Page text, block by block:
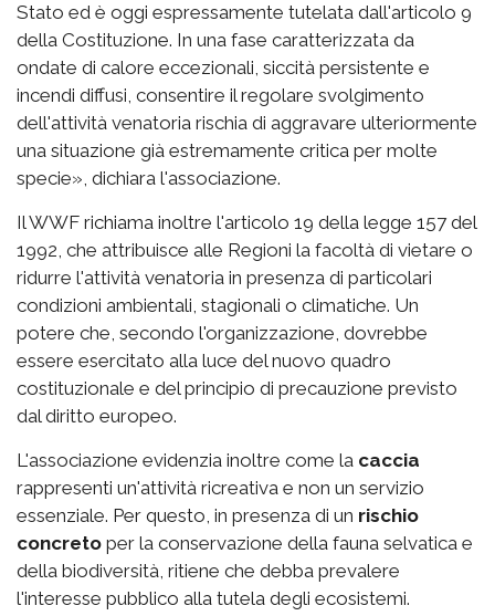
Stato ed è oggi espressamente tutelata dall'articolo 9
della Costituzione. In una fase caratterizzata da
ondate di calore eccezionali, siccità persistente e
incendi diffusi, consentire il regolare svolgimento
dell'attività venatoria rischia di aggravare ulteriormente
una situazione già estremamente critica per molte
specie», dichiara l'associazione.
Il WWF richiama inoltre l'articolo 19 della legge 157 del
1992, che attribuisce alle Regioni la facoltà di vietare o
ridurre l'attività venatoria in presenza di particolari
condizioni ambientali, stagionali o climatiche. Un
potere che, secondo l'organizzazione, dovrebbe
essere esercitato alla luce del nuovo quadro
costituzionale e del principio di precauzione previsto
dal diritto europeo.
L'associazione evidenzia inoltre come la caccia
rappresenti un'attività ricreativa e non un servizio
essenziale. Per questo, in presenza di un rischio
concreto per la conservazione della fauna selvatica e
della biodiversità, ritiene che debba prevalere
l'interesse pubblico alla tutela degli ecosistemi.